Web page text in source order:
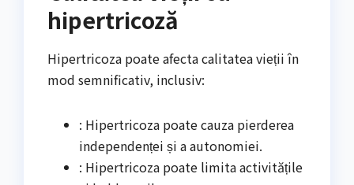
hipertricoză
Hipertricoza poate afecta calitatea vieții în
mod semnificativ, inclusiv:
: Hipertricoza poate cauza pierderea
independenței și a autonomiei.
: Hipertricoza poate limita activitățile